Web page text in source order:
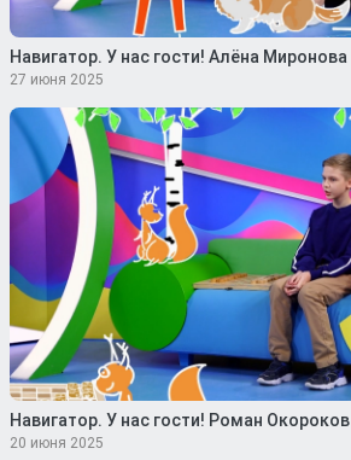
Навигатор. У нас гости! Алёна Миронова
27 июня 2025
Навигатор. У нас гости! Роман Окороков
20 июня 2025